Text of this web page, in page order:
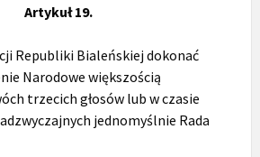
Artykuł 19.
Republiki Bialeńskiej dokonać
Narodowe większością
trzecich głosów lub w czasie
jednomyślnie Rada